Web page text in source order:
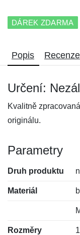
DÁREK ZDARMA
Popis Recenze
Určení:
Kvalitně
originálu.
Parametry
Druh produktu
Materiál
Rozměry